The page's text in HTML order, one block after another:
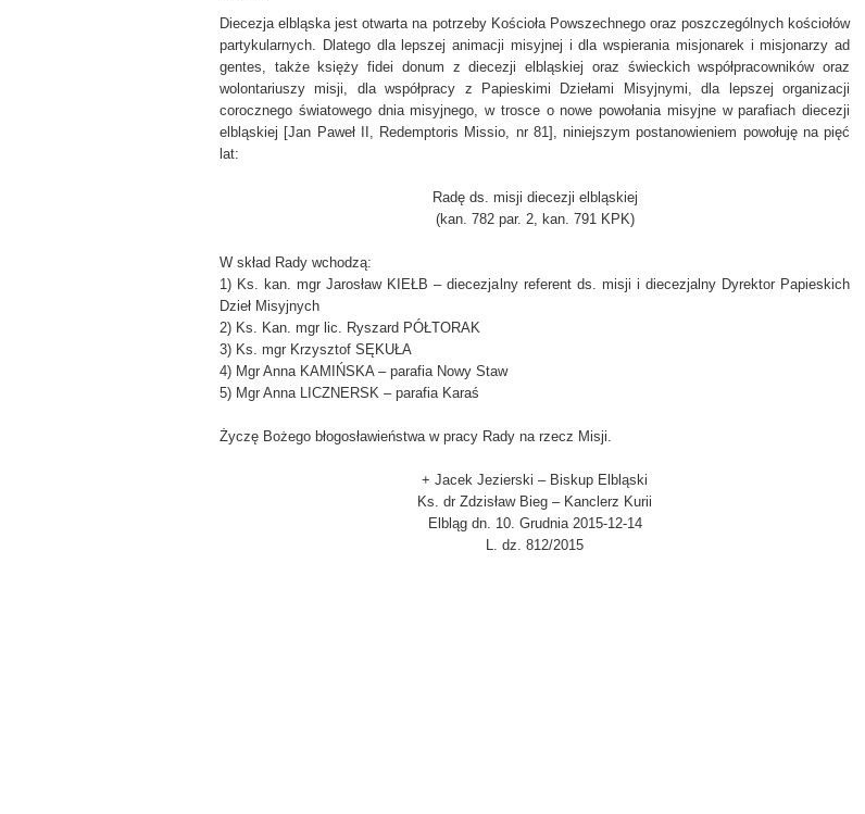
Diecezja elbląska jest otwarta na potrzeby Kościoła Powszechnego oraz poszczególnych kościołów
partykularnych. Dlatego dla lepszej animacji misyjnej i dla wspierania misjonarek i misjonarzy ad
gentes, także księży fidei donum z diecezji elbląskiej oraz świeckich współpracowników oraz
wolontariuszy misji, dla współpracy z Papieskimi Dziełami Misyjnymi, dla lepszej organizacji
corocznego światowego dnia misyjnego, w trosce o nowe powołania misyjne w parafiach diecezji
elbląskiej [Jan Paweł II, Redemptoris Missio, nr 81], niniejszym postanowieniem powołuję na pięć
lat:
Radę ds. misji diecezji elbląskiej
(kan. 782 par. 2, kan. 791 KPK)
W skład Rady wchodzą:
1) Ks. kan. mgr Jarosław KIEŁB – diecezjalny referent ds. misji i diecezjalny Dyrektor Papieskich
Dzieł Misyjnych
2) Ks. Kan. mgr lic. Ryszard PÓŁTORAK
3) Ks. mgr Krzysztof SĘKUŁA
4) Mgr Anna KAMIŃSKA – parafia Nowy Staw
5) Mgr Anna LICZNERSK – parafia Karaś
Życzę Bożego błogosławieństwa w pracy Rady na rzecz Misji.
+ Jacek Jezierski – Biskup Elbląski
Ks. dr Zdzisław Bieg – Kanclerz Kurii
Elbląg dn. 10. Grudnia 2015-12-14
L. dz. 812/2015